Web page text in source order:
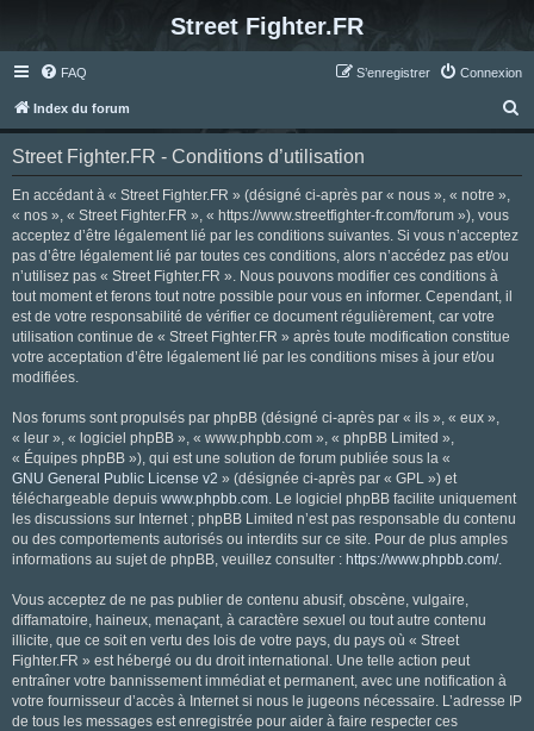
Street Fighter.FR
FAQ Connexion
S’enregistrer
Index du forum
e
Street Fighter.FR - Conditions d’utilisation
En accédant à « Street Fighter.FR » (désigné ci-après par « nous », « notre »,
« nos », « Street Fighter.FR », « https://www.streetfighter-fr.com/forum »), vous
acceptez d’être légalement lié par les conditions suivantes. Si vous n’acceptez
pas d’être légalement lié par toutes ces conditions, alors n’accédez pas et/ou
n’utilisez pas « Street Fighter.FR ». Nous pouvons modifier ces conditions à
tout moment et ferons tout notre possible pour vous en informer. Cependant, il
est de votre responsabilité de vérifier ce document régulièrement, car votre
utilisation continue de « Street Fighter.FR » après toute modification constitue
votre acceptation d’être légalement lié par les conditions mises à jour et/ou
modifiées.
Nos forums sont propulsés par phpBB (désigné ci-après par « ils », « eux »,
« leur », « logiciel phpBB », « www.phpbb.com », « phpBB Limited »,
« Équipes phpBB »), qui est une solution de forum publiée sous la «
GNU General Public License v2 » (désignée ci-après par « GPL ») et
téléchargeable depuis www.phpbb.com. Le logiciel phpBB facilite uniquement
les discussions sur Internet ; phpBB Limited n’est pas responsable du contenu
ou des comportements autorisés ou interdits sur ce site. Pour de plus amples
informations au sujet de phpBB, veuillez consulter : https://www.phpbb.com/.
Vous acceptez de ne pas publier de contenu abusif, obscène, vulgaire,
diffamatoire, haineux, menaçant, à caractère sexuel ou tout autre contenu
illicite, que ce soit en vertu des lois de votre pays, du pays où « Street
Fighter.FR » est hébergé ou du droit international. Une telle action peut
entraîner votre bannissement immédiat et permanent, avec une notification à
votre fournisseur d’accès à Internet si nous le jugeons nécessaire. L’adresse IP
de tous les messages est enregistrée pour aider à faire respecter ces